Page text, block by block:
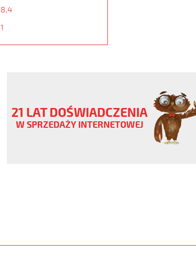
8,4
1
21 LAT DOŚWIADCZENIA
W SPRZEDAŻY INTERNETOWEJ